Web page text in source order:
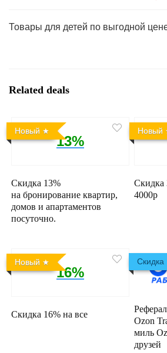
Товары для детей по выгодной
Related deals
Новый
13%
Скидка 13%
на бронирование квартир,
домов и апартаментов
посуточно.
Новый
Скидка
4000р
Новый
16%
Скидка 16% на все
Скидка
Ozon
миль
друзей